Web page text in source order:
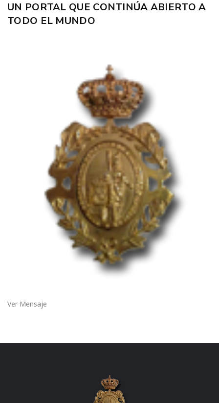
UN PORTAL QUE CONTINÚA ABIERTO A
TODO EL MUNDO
Ver Mensaje